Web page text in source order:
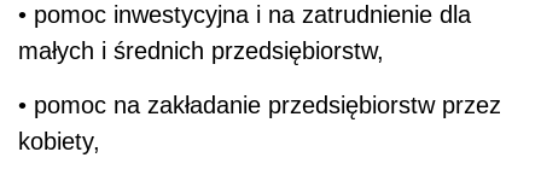
• pomoc inwestycyjna i na zatrudnienie dla
małych i średnich przedsiębiorstw,
• pomoc na zakładanie przedsiębiorstw przez
kobiety,